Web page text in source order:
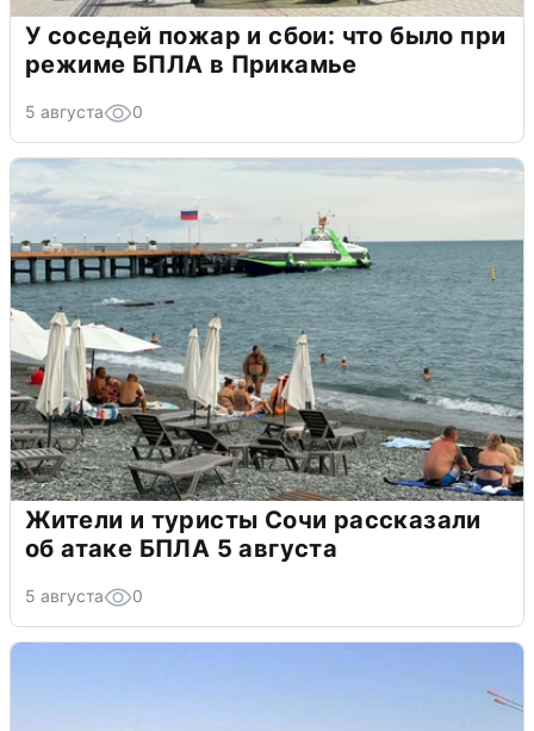
У соседей пожар и сбои: что было при
режиме БПЛА в Прикамье
5 августа 0
Жители и туристы Сочи рассказали
об атаке БПЛА 5 августа
5 августа 0